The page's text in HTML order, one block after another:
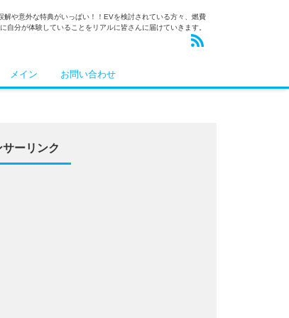
や意外な特典がいっぱい！！EVを検討されている方々、燃費
自分が体験していることをリアルに皆さんに届けていきます。
メイン お問い合わせ
サーリンク